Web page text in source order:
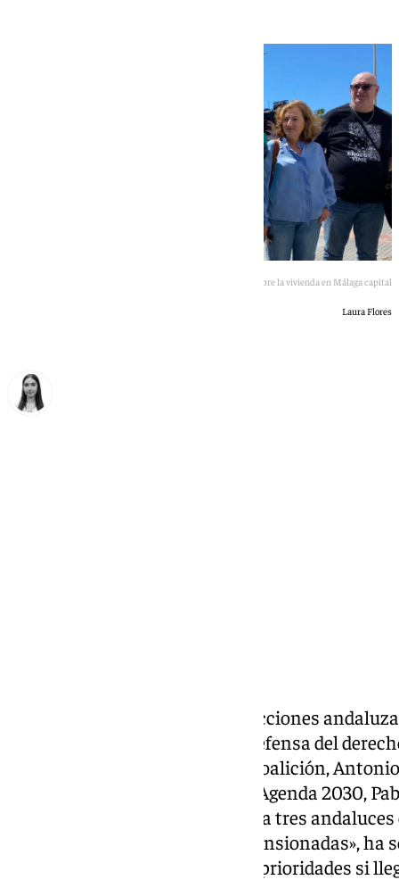
Antonio Maíllo en un acto de campaña sobre la vivienda en Málaga capital
Laura Flores
A escasos cuatro días de las elecciones
intensificado su campaña en defensa del
lanzado por el candidato de la coalición,
Derechos Sociales, Consumo y Agenda 2030,
los pisos turísticos. «Dos de cada tres
viviendas turísticas en zonas tensionadas»,
que la vivienda será una de sus prioridades si